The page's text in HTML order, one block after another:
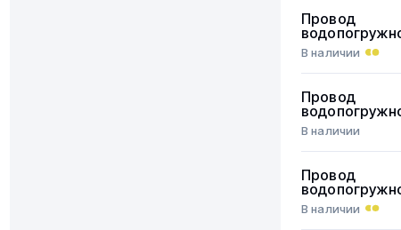
Провод
В наличии
Провод
В наличии
Провод
В наличии